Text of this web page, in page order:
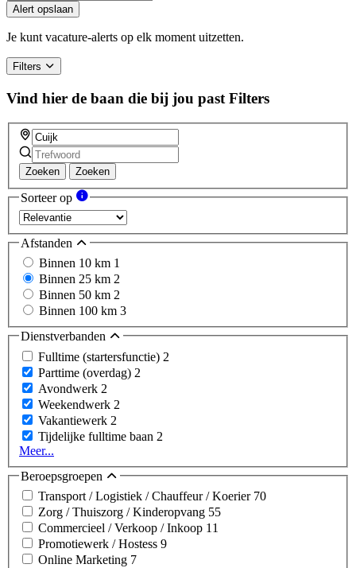
you
are
a
ignore
this
field
Alert opslaan
Je kunt vacature-alerts op elk moment uitzetten.
Filters
Vind hier de baan die bij jou past Filters
Zoeken Zoeken
Sorteer op
Afstanden
Binnen 10 km 1
Binnen 25 km 2
Binnen 50 km 2
Binnen 100 km 3
Dienstverbanden
Fulltime (startersfunctie) 2
Parttime (overdag) 2
Avondwerk 2
Weekendwerk 2
Vakantiewerk 2
Tijdelijke fulltime baan 2
Meer...
Beroepsgroepen
Transport / Logistiek / Chauffeur / Koerier 70
Zorg / Thuiszorg / Kinderopvang 55
Commercieel / Verkoop / Inkoop 11
Promotiewerk / Hostess 9
Online Marketing 7